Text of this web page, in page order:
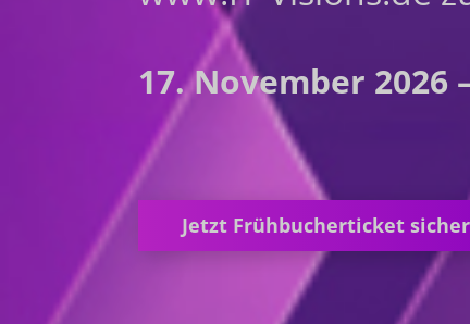
17. November 2026
Jetzt Frühbucherticket